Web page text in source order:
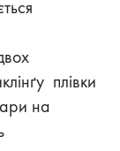
плівки
на